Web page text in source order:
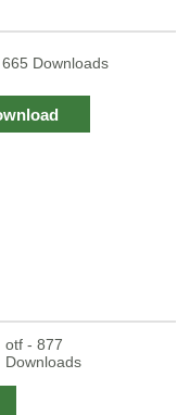
Downloads
otf - 877
Downloads